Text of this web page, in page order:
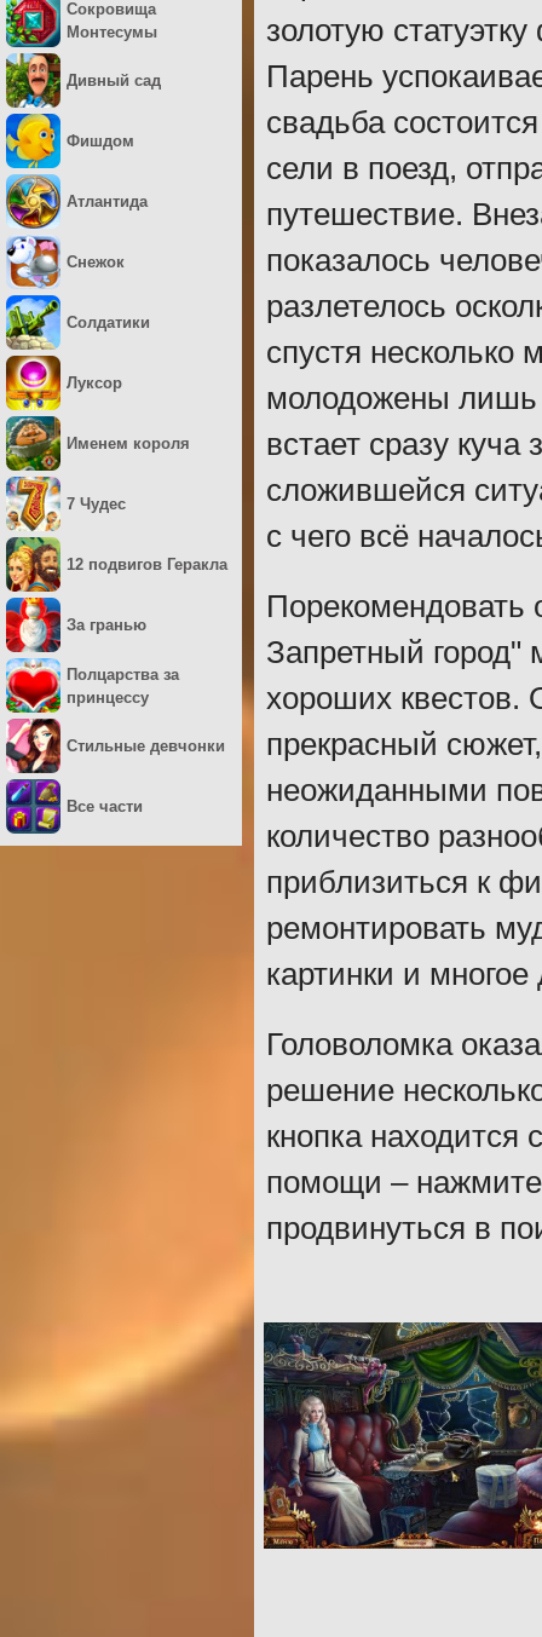
золотую
Парень
свадьба
сели в поезд,
путешествие.
показалось
разлетелось
спустя несколько
молодожены лишь
встает сразу куча
сложившейся
с чего всё
Порекомендовать
Запретный
хороших квестов.
прекрасный
неожиданными
количество
приблизиться к
ремонтировать
картинки и многое
Головоломка
решение
кнопка находится
помощи – нажмите
продвинуться в
Сокровища
Монтесумы
Дивный сад
Фишдом
Атлантида
Снежок
Солдатики
Луксор
Именем короля
7 Чудес
12 подвигов Геракла
За гранью
Полцарства за
принцессу
Стильные девчонки
Все части